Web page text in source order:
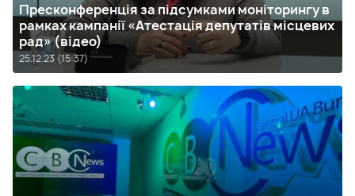
Пресконференція за підсумками моніторингу в
рамках кампанії «Атестація депутатів місцевих
рад» (відео)
25.12.23 (15:37)